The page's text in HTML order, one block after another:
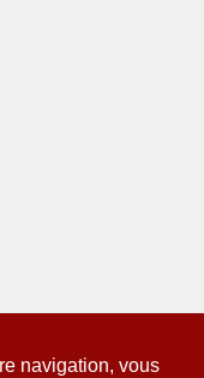
navigation, vous